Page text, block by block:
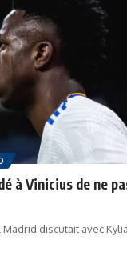
à Vinicius de ne
discutait avec